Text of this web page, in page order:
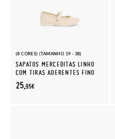
(8 CORES) (TAMANHO 19 - 38)
SAPATOS MERCEDITAS LINHO
COM TIRAS ADERENTES FINO
25,95€